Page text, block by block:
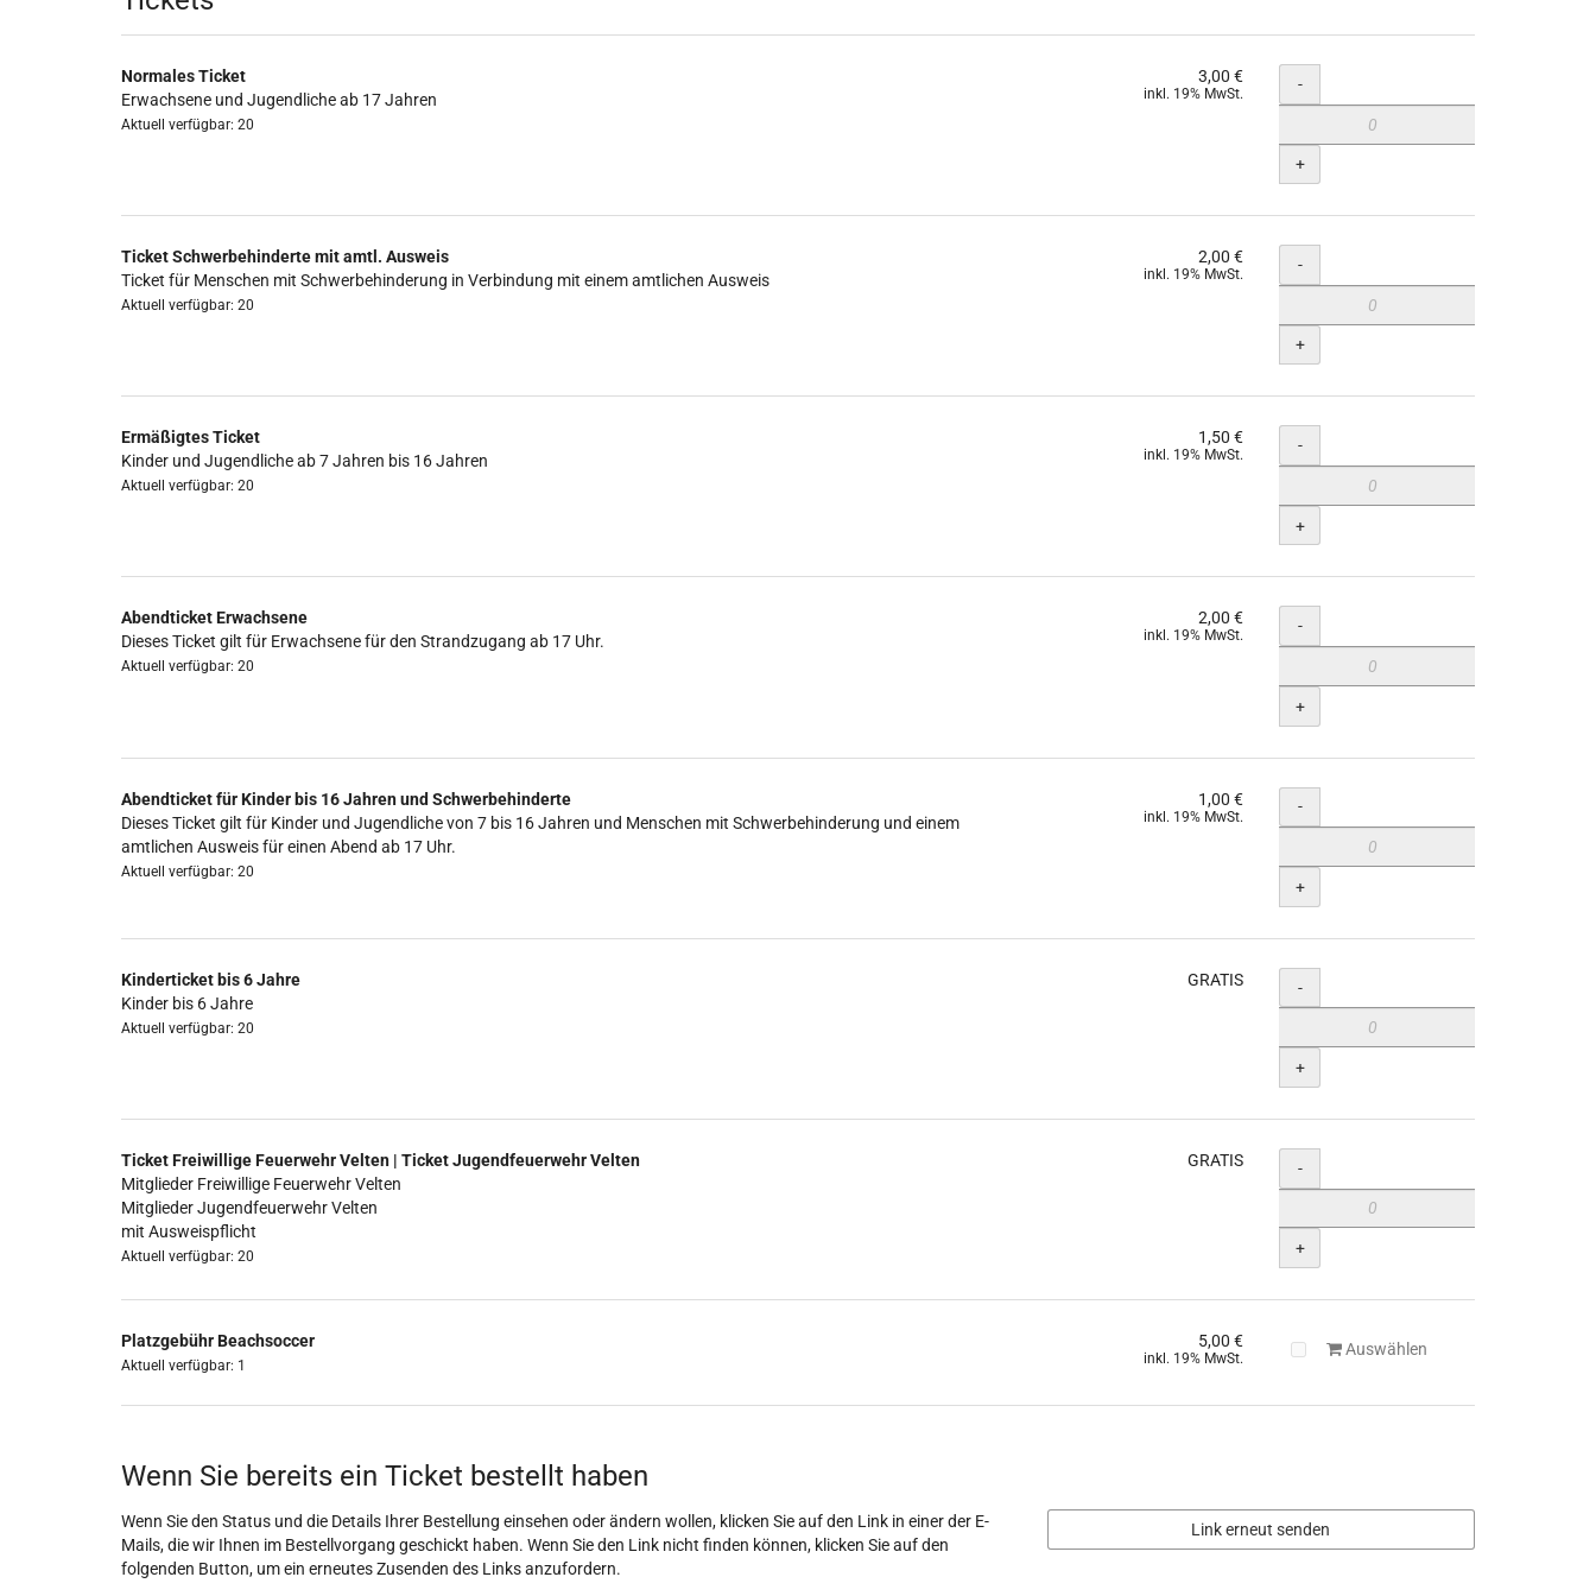
Normales Ticket
Erwachsene und Jugendliche ab 17 Jahren
Aktuell verfügbar: 20
3,00 €
inkl. 19% MwSt. Menge
-
+
Ticket Schwerbehinderte mit amtl. Ausweis
Ticket für Menschen mit Schwerbehinderung in Verbindung mit einem amtlichen Ausweis
Aktuell verfügbar: 20
2,00 €
inkl. 19% MwSt. Menge
-
+
Ermäßigtes Ticket
Kinder und Jugendliche ab 7 Jahren bis 16 Jahren
Aktuell verfügbar: 20
1,50 €
inkl. 19% MwSt. Menge
-
+
Abendticket Erwachsene
Dieses Ticket gilt für Erwachsene für den Strandzugang ab 17 Uhr.
Aktuell verfügbar: 20
2,00 €
inkl. 19% MwSt. Menge
-
+
Abendticket für Kinder bis 16 Jahren und Schwerbehinderte
Dieses Ticket gilt für Kinder und Jugendliche von 7 bis 16 Jahren und Menschen mit Schwerbehinderung und einem
amtlichen Ausweis für einen Abend ab 17 Uhr.
Aktuell verfügbar: 20
1,00 €
inkl. 19% MwSt. Menge
-
+
Kinderticket bis 6 Jahre
Kinder bis 6 Jahre
Aktuell verfügbar: 20
GRATIS Menge
-
+
Ticket Freiwillige Feuerwehr Velten | Ticket Jugendfeuerwehr Velten
Mitglieder Freiwillige Feuerwehr Velten
Mitglieder Jugendfeuerwehr Velten
mit Ausweispflicht
Aktuell verfügbar: 20
GRATIS Menge
-
+
Platzgebühr Beachsoccer
Aktuell verfügbar: 1
5,00 €
inkl. 19% MwSt.
Auswählen
Wenn Sie bereits ein Ticket bestellt haben
Wenn Sie den Status und die Details Ihrer Bestellung einsehen oder ändern wollen, klicken Sie auf den Link in einer der E-
Mails, die wir Ihnen im Bestellvorgang geschickt haben. Wenn Sie den Link nicht finden können, klicken Sie auf den
folgenden Button, um ein erneutes Zusenden des Links anzufordern.
Link erneut senden